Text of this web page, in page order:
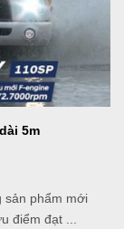
5m
sản phẩm mới
điểm đạt ...